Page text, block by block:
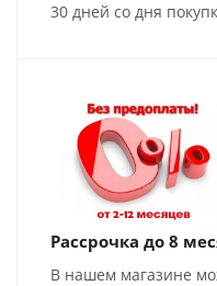
30 дней со дня
Рассрочка до 8
В нашем магазине